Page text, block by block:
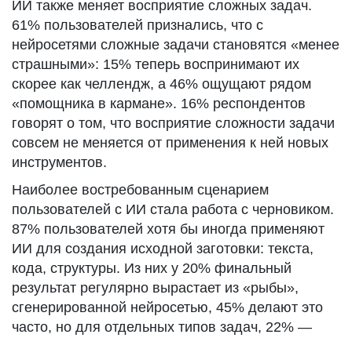
ИИ также меняет восприятие сложных задач.
61% пользователей признались, что с
нейросетями сложные задачи становятся «менее
страшными»: 15% теперь воспринимают их
скорее как челлендж, а 46% ощущают рядом
«помощника в кармане». 16% респондентов
говорят о том, что восприятие сложности задачи
совсем не меняется от применения к ней новых
инструментов.
Наиболее востребованным сценарием
пользователей с ИИ стала работа с черновиком.
87% пользователей хотя бы иногда применяют
ИИ для создания исходной заготовки: текста,
кода, структуры. Из них у 20% финальный
результат регулярно вырастает из «рыбы»,
сгенерированной нейросетью, 45% делают это
часто, но для отдельных типов задач, 22% —